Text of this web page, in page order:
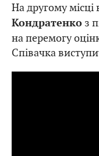
На другому місці
Кондратенко з
на перемогу
Співачка